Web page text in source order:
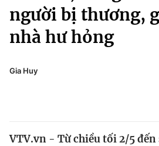
Chính trịThể thao
Truyền hình
Văn hóa - Giải trí
người bị thương,
nhà hư hỏng
Gia Huy
VTV.vn - Từ chiều tối 2/5 đến